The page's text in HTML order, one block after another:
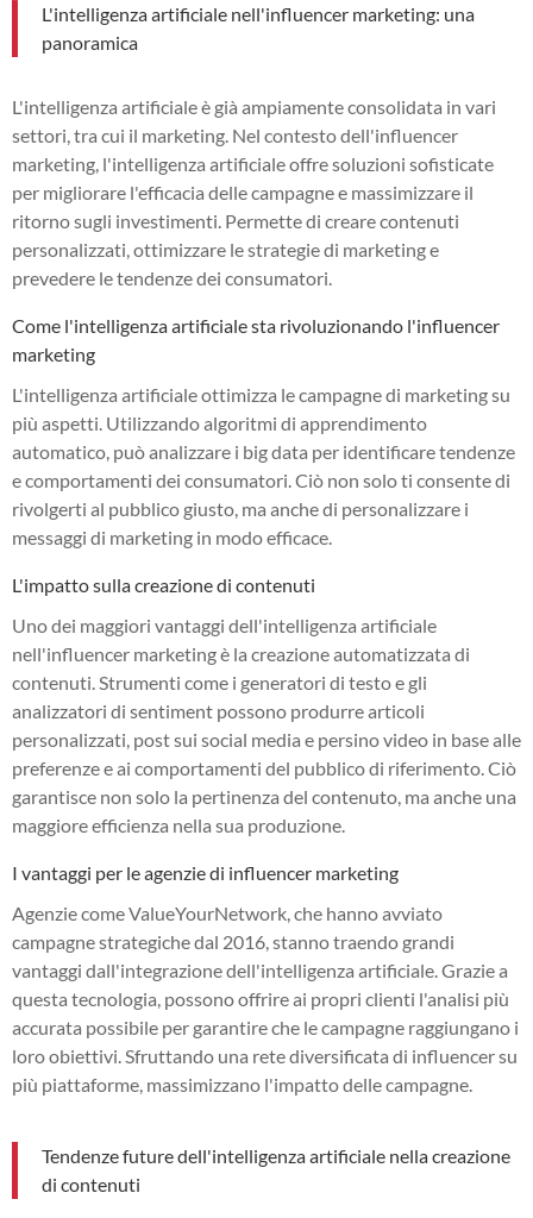
L'intelligenza artificiale nell'influencer marketing: una
panoramica
L'intelligenza artificiale è già ampiamente consolidata in vari
settori, tra cui il marketing. Nel contesto dell'influencer
marketing, l'intelligenza artificiale offre soluzioni sofisticate
per migliorare l'efficacia delle campagne e massimizzare il
ritorno sugli investimenti. Permette di creare contenuti
personalizzati, ottimizzare le strategie di marketing e
prevedere le tendenze dei consumatori.
Come l'intelligenza artificiale sta rivoluzionando l'influencer
marketing
L'intelligenza artificiale ottimizza le campagne di marketing su
più aspetti. Utilizzando algoritmi di apprendimento
automatico, può analizzare i big data per identificare tendenze
e comportamenti dei consumatori. Ciò non solo ti consente di
rivolgerti al pubblico giusto, ma anche di personalizzare i
messaggi di marketing in modo efficace.
L'impatto sulla creazione di contenuti
Uno dei maggiori vantaggi dell'intelligenza artificiale
nell'influencer marketing è la creazione automatizzata di
contenuti. Strumenti come i generatori di testo e gli
analizzatori di sentiment possono produrre articoli
personalizzati, post sui social media e persino video in base alle
preferenze e ai comportamenti del pubblico di riferimento. Ciò
garantisce non solo la pertinenza del contenuto, ma anche una
maggiore efficienza nella sua produzione.
I vantaggi per le agenzie di influencer marketing
Agenzie come ValueYourNetwork, che hanno avviato
campagne strategiche dal 2016, stanno traendo grandi
vantaggi dall'integrazione dell'intelligenza artificiale. Grazie a
questa tecnologia, possono offrire ai propri clienti l'analisi più
accurata possibile per garantire che le campagne raggiungano i
loro obiettivi. Sfruttando una rete diversificata di influencer su
più piattaforme, massimizzano l'impatto delle campagne.
Tendenze future dell'intelligenza artificiale nella creazione
di contenuti